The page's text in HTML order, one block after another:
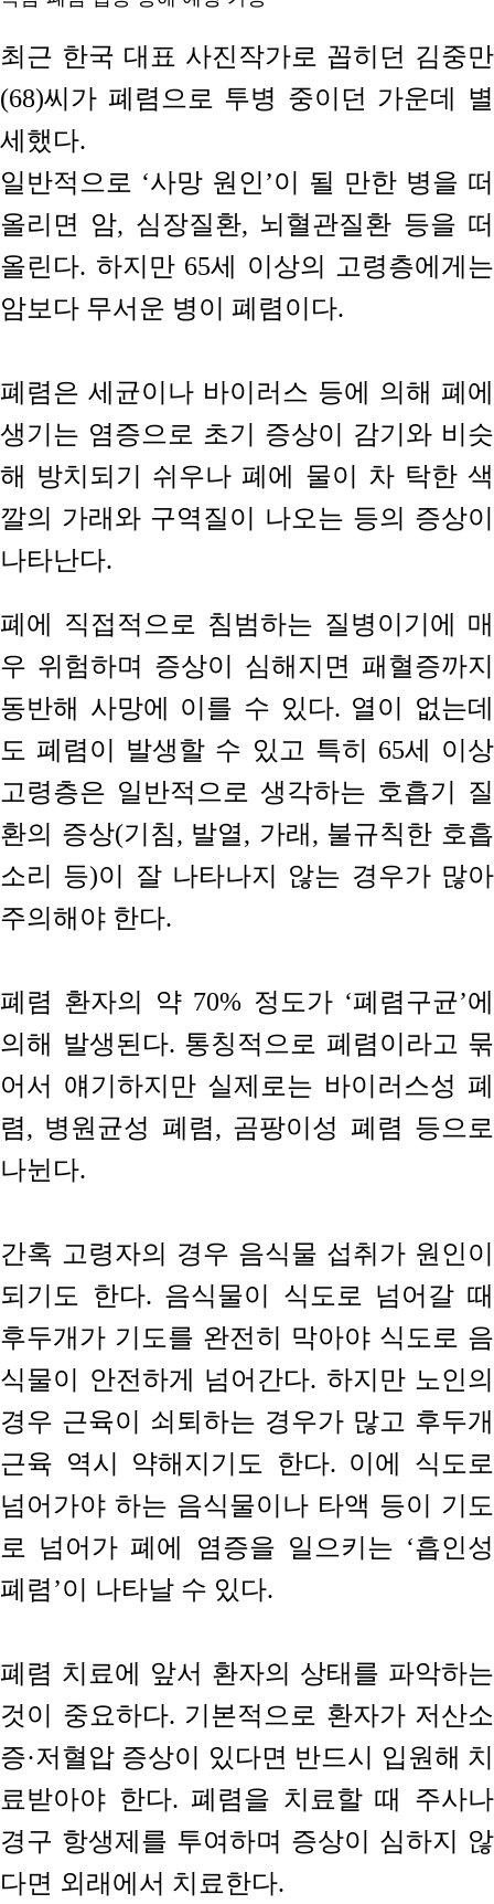
최근 한국 대표 사진작가로 꼽히던 김중만
(68)씨가 폐렴으로 투병 중이던 가운데 별
세했다.
일반적으로 ‘사망 원인’이 될 만한 병을 떠
올리면 암, 심장질환, 뇌혈관질환 등을 떠
올린다. 하지만 65세 이상의 고령층에게는
암보다 무서운 병이 폐렴이다.
폐렴은 세균이나 바이러스 등에 의해 폐에
생기는 염증으로 초기 증상이 감기와 비슷
해 방치되기 쉬우나 폐에 물이 차 탁한 색
깔의 가래와 구역질이 나오는 등의 증상이
나타난다.
폐에 직접적으로 침범하는 질병이기에 매
우 위험하며 증상이 심해지면 패혈증까지
동반해 사망에 이를 수 있다. 열이 없는데
도 폐렴이 발생할 수 있고 특히 65세 이상
고령층은 일반적으로 생각하는 호흡기 질
환의 증상(기침, 발열, 가래, 불규칙한 호흡
소리 등)이 잘 나타나지 않는 경우가 많아
주의해야 한다.
폐렴 환자의 약 70% 정도가 ‘폐렴구균’에
의해 발생된다. 통칭적으로 폐렴이라고 묶
어서 얘기하지만 실제로는 바이러스성 폐
렴, 병원균성 폐렴, 곰팡이성 폐렴 등으로
나뉜다.
간혹 고령자의 경우 음식물 섭취가 원인이
되기도 한다. 음식물이 식도로 넘어갈 때
후두개가 기도를 완전히 막아야 식도로 음
식물이 안전하게 넘어간다. 하지만 노인의
경우 근육이 쇠퇴하는 경우가 많고 후두개
근육 역시 약해지기도 한다. 이에 식도로
넘어가야 하는 음식물이나 타액 등이 기도
로 넘어가 폐에 염증을 일으키는 ‘흡인성
폐렴’이 나타날 수 있다.
폐렴 치료에 앞서 환자의 상태를 파악하는
것이 중요하다. 기본적으로 환자가 저산소
증·저혈압 증상이 있다면 반드시 입원해 치
료받아야 한다. 폐렴을 치료할 때 주사나
경구 항생제를 투여하며 증상이 심하지 않
다면 외래에서 치료한다.